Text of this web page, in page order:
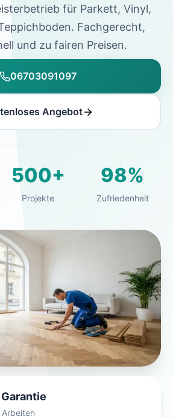
für Parkett, Vinyl,
Fachgerecht,
und zu fairen Preisen.
06703091097
Angebot
500+
Projekte
98%
Zufriedenheit